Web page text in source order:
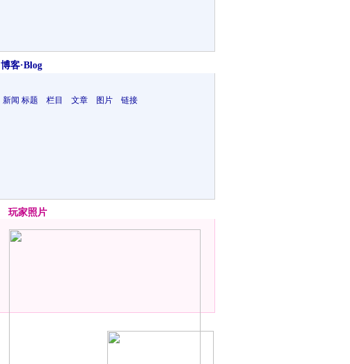
博客·Blog
新闻 标题 栏目 文章 图片 链接
玩家照片